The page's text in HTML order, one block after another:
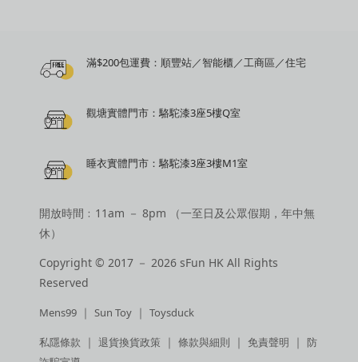
滿$200包運費：順豐站／智能櫃／工商區／住宅
觀塘實體門市：駱駝漆3座5樓Q室
睡衣實體門市：駱駝漆3座3樓M1室
開放時間﹕11am － 8pm （一至日及公眾假期，年中無
休）
Copyright © 2017 － 2026 sFun HK All Rights
Reserved
Mens99 ｜ Sun Toy ｜ Toysduck
私隱條款 ｜ 退貨換貨政策 ｜ 條款與細則 ｜ 免責聲明 ｜ 防